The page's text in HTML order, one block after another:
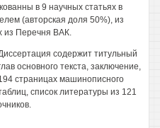
в 9 научных статьях в
(авторская доля 50%), из
из Перечня ВАК.
содержит титульный
основного текста, заключение,
страницах машинописного
список литературы из 121